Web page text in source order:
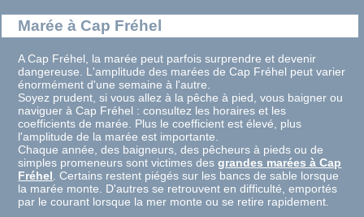
Marée à Cap Fréhel
A Cap Fréhel, la marée peut parfois surprendre et devenir
dangereuse. L'amplitude des marées de Cap Fréhel peut varier
énormément d'une semaine à l'autre.
Soyez prudent, si vous allez à la pêche à pied, vous baigner ou
naviguer à Cap Fréhel : consultez les horaires et les
coefficients de marée. Plus le coefficient est élevé, plus
l'amplitude de la marée est importante.
Chaque année, des baigneurs, des pêcheurs à pieds ou de
simples promeneurs sont victimes desgrandes marées à Cap
Fréhel. Certains restent piégés sur les bancs de sable lorsque
la marée monte. D'autres se retrouvent en difficulté, emportés
par le courant lorsque la mer monte ou se retire rapidement.